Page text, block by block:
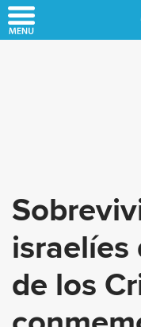
to
israelíes
de los